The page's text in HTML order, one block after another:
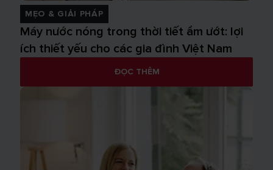
MẸO & GIẢI PHÁP
Máy nước nóng trong thời tiết ẩm ướt: lợi
ích thiết yếu cho các gia đình Việt Nam
ĐỌC THÊM